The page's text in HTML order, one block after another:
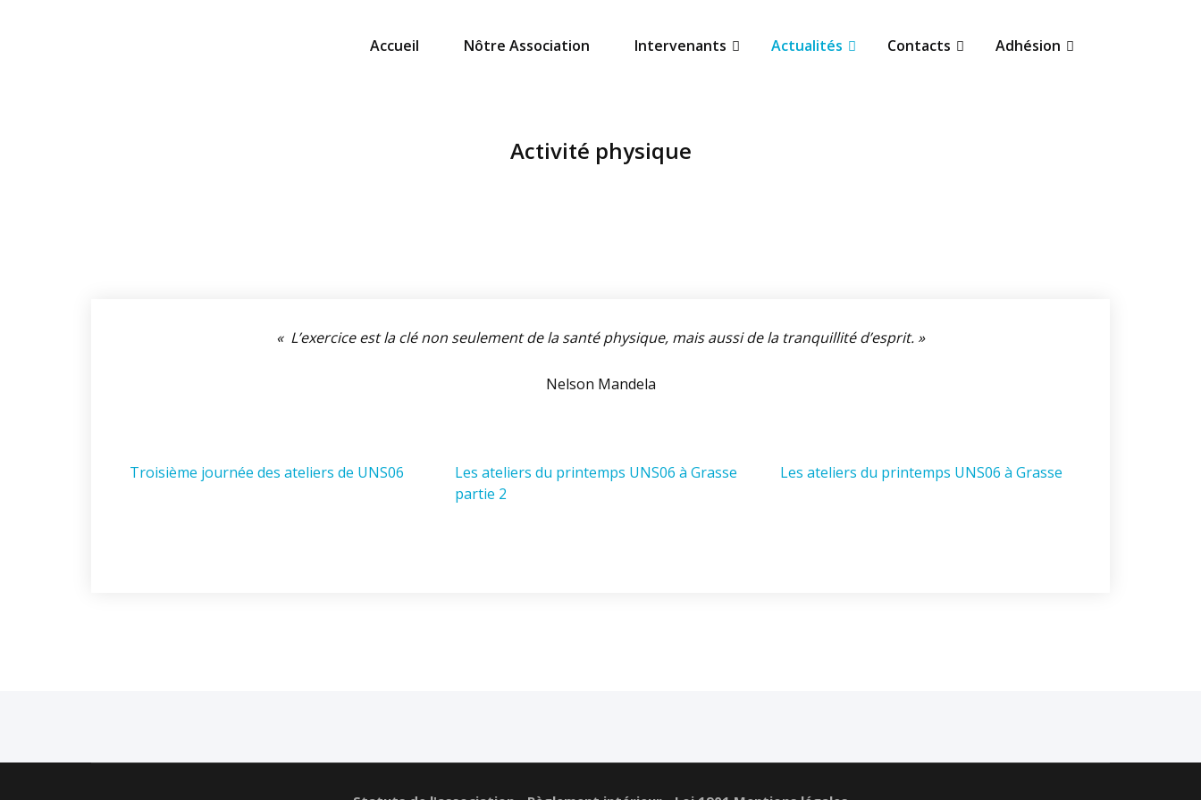
Accueil Nôtre Association Intervenants Actualités Contacts Adhésion
Activité physique
« L’exercice est la clé non seulement de la santé physique, mais aussi de la tranquillité d’esprit. »
Nelson Mandela
Troisième journée des ateliers de UNS06
Les ateliers du printemps UNS06 à Grasse
partie 2
Les ateliers du printemps UNS06 à Grasse